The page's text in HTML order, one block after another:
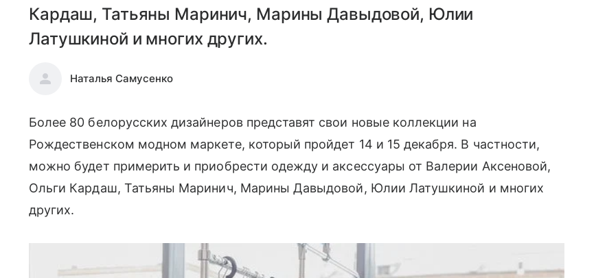
Кардаш, Татьяны Маринич, Марины Давыдовой, Юлии
Латушкиной и многих других.
Наталья Самусенко
Более 80 белорусских дизайнеров представят свои новые коллекции на
Рождественском модном маркете, который пройдет 14 и 15 декабря. В частности,
можно будет примерить и приобрести одежду и аксессуары от Валерии Аксеновой,
Ольги Кардаш, Татьяны Маринич, Марины Давыдовой, Юлии Латушкиной и многих
других.